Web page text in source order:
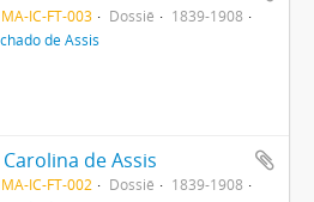
MA-IC-FT-003 Dossiê
1839-1908
de Assis
de Assis
MA-IC-FT-002 Dossiê
1839-1908